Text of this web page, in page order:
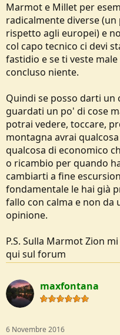
Marmot e Millet per
radicalmente diverse
rispetto agli europei) e
col capo tecnico ci devi
fastidio e se ti veste
concluso niente.
Quindi se posso darti un
guardati un po' di cose
potrai vedere, toccare,
montagna avrai
qualcosa di economico
o ricambio per quando
cambiarti a fine
fondamentale le hai già
fallo con calma e non da
opinione.
P.S. Sulla Marmot Zion
qui sul forum
maxfontana
6 Novembre 2016